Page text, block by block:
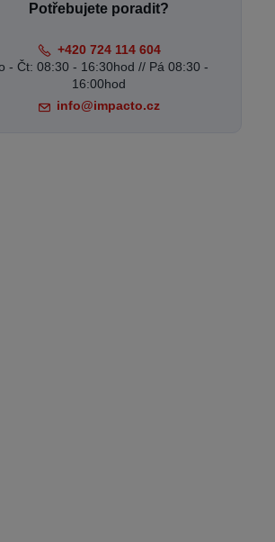
Potřebujete poradit?
+420 724 114 604
- Čt: 08:30 - 16:30hod // Pá 08:30 -
16:00hod
info@impacto.cz